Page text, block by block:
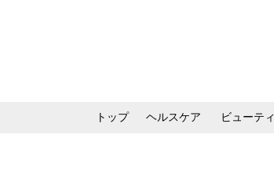
トップ ヘルスケア ビューティ